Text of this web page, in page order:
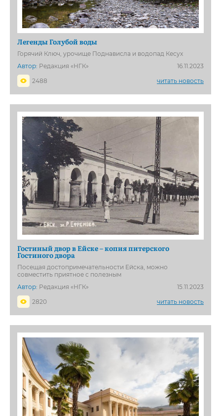
Легенды Голубой воды
Горячий Ключ, урочище Поднависла и водопад Кесух
Автор: Редакция «НГК»
16.11.2023
2488
читать новость
Гостиный двор в Ейске – копия питерского
Гостиного двора
Посещая достопримечательности Ейска, можно
совместить приятное с полезным
Автор: Редакция «НГК»
15.11.2023
2820
читать новость